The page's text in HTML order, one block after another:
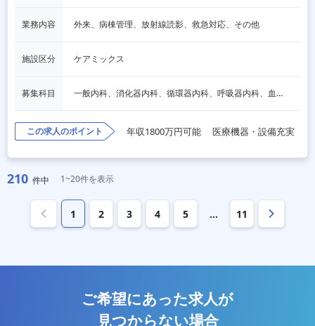
業務内容 外来、病棟管理、放射線読影、救急対応、その他
施設区分 ケアミックス
募集科目 一般内科、消化器内科、循環器内科、呼吸器内科、血液内科、脳神経内科、内分泌内科
この求人のポイント 年収1800万円可能 医療機器・設備充実
210 件中 1~20件を表示
1 2 3 4 5 … 11
ご希望にあった求人が
見つからない場合